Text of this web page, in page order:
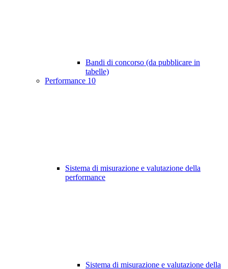
Bandi di concorso (da pubblicare in
tabelle)
Performance 10
Sistema di misurazione e valutazione della
performance
Sistema di misurazione e valutazione della